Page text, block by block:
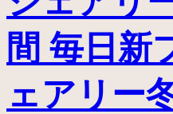
間 毎日新
ェアリー